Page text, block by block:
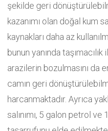
şekilde geri
kazanımı olan doğal kum
kaynakları daha az
bunun yanında
arazilerin bozulmasını da
camın geri
harcanmaktadır. Ayrıca
salınımı, 5 galon petrol ve